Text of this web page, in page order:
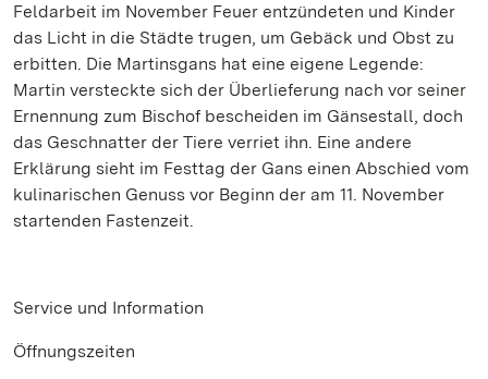
Feldarbeit im November Feuer entzündeten und Kinder
das Licht in die Städte trugen, um Gebäck und Obst zu
erbitten. Die Martinsgans hat eine eigene Legende:
Martin versteckte sich der Überlieferung nach vor seiner
Ernennung zum Bischof bescheiden im Gänsestall, doch
das Geschnatter der Tiere verriet ihn. Eine andere
Erklärung sieht im Festtag der Gans einen Abschied vom
kulinarischen Genuss vor Beginn der am 11. November
startenden Fastenzeit.
Service und Information
Öffnungszeiten